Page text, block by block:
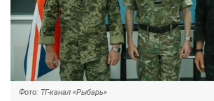
Фото: ТГ-канал «Рыбарь»